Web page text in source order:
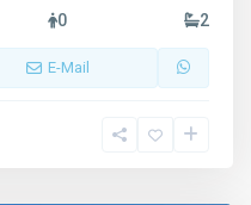
0 2
E-Mail